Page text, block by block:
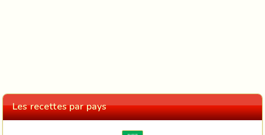
Les recettes par pays